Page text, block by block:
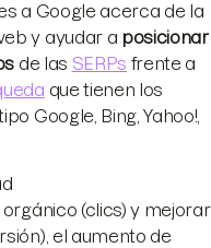
a Google acerca de la
y ayudar a posicionar
de las SERPs frente a
que tienen los
Google, Bing, Yahoo!,
(clics) y mejorar
el aumento de